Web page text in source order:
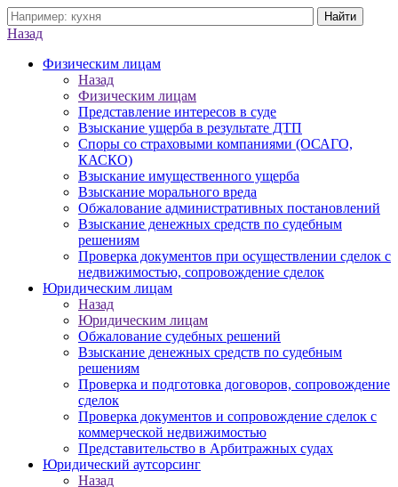
Назад
Физическим лицам
Назад
Физическим лицам
Представление интересов в суде
Взыскание ущерба в результате ДТП
Споры со страховыми компаниями (ОСАГО,
КАСКО)
Взыскание имущественного ущерба
Взыскание морального вреда
Обжалование административных постановлений
Взыскание денежных средств по судебным
решениям
Проверка документов при осуществлении сделок с
недвижимостью, сопровождение сделок
Юридическим лицам
Назад
Юридическим лицам
Обжалование судебных решений
Взыскание денежных средств по судебным
решениям
Проверка и подготовка договоров, сопровождение
сделок
Проверка документов и сопровождение сделок с
коммерческой недвижимостью
Представительство в Арбитражных судах
Юридический аутсорсинг
Назад